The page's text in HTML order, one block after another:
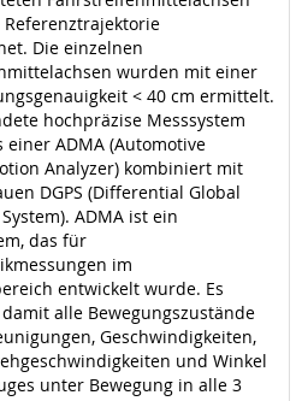
Die einzelnen
wurden mit einer
< 40 cm ermittelt.
hochpräzise Messsystem
einer ADMA (Automotive
Analyzer) kombiniert mit
DGPS (Differential Global
ADMA ist ein
das für
im
entwickelt wurde. Es
alle Bewegungszustände
Geschwindigkeiten,
und Winkel
unter Bewegung in alle 3